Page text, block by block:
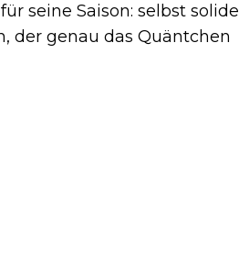
seine Saison: selbst solide
der genau das Quäntchen